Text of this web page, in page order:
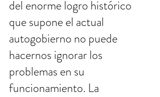
del enorme logro histórico
que supone el actual
autogobierno no puede
hacernos ignorar los
problemas en su
funcionamiento. La